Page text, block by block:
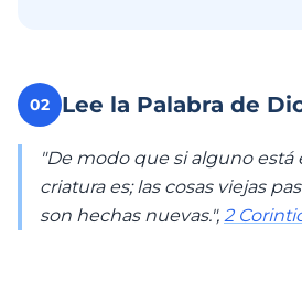
02 Lee la Palabra de
"De modo que si alguno está
criatura es; las cosas viejas
son hechas nuevas.", 2